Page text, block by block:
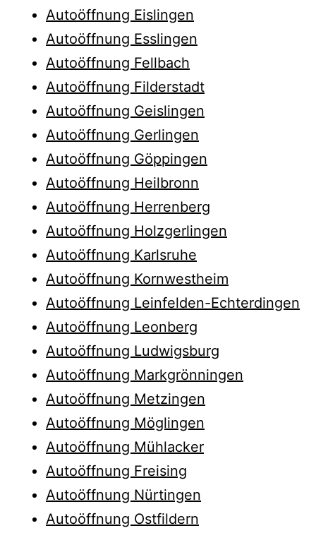
Autoöffnung Eislingen
Autoöffnung Esslingen
Autoöffnung Fellbach
Autoöffnung Filderstadt
Autoöffnung Geislingen
Autoöffnung Gerlingen
Autoöffnung Göppingen
Autoöffnung Heilbronn
Autoöffnung Herrenberg
Autoöffnung Holzgerlingen
Autoöffnung Karlsruhe
Autoöffnung Kornwestheim
Autoöffnung Leinfelden-Echterdingen
Autoöffnung Leonberg
Autoöffnung Ludwigsburg
Autoöffnung Markgrönningen
Autoöffnung Metzingen
Autoöffnung Möglingen
Autoöffnung Mühlacker
Autoöffnung Freising
Autoöffnung Nürtingen
Autoöffnung Ostfildern